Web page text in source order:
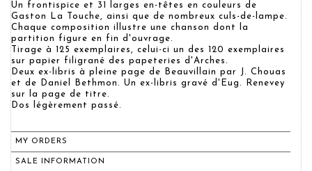
Un frontispice et 31 larges en-têtes en couleurs de
Gaston La Touche, ainsi que de nombreux culs-de-lampe.
Chaque composition illustre une chanson dont la
partition figure en fin d'ouvrage.
Tirage à 125 exemplaires, celui-ci un des 120 exemplaires
sur papier filigrané des papeteries d'Arches.
Deux ex-libris à pleine page de Beauvillain par J. Chouas
et de Daniel Bethmon. Un ex-libris gravé d'Eug. Renevey
sur la page de titre.
Dos légèrement passé.
MY ORDERS
SALE INFORMATION